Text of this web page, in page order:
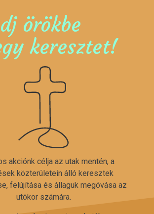
örökbe
keresztet!
akciónk célja az utak mentén, a
közterületein álló keresztek
felújítása és állaguk megóvása az
utókor számára.